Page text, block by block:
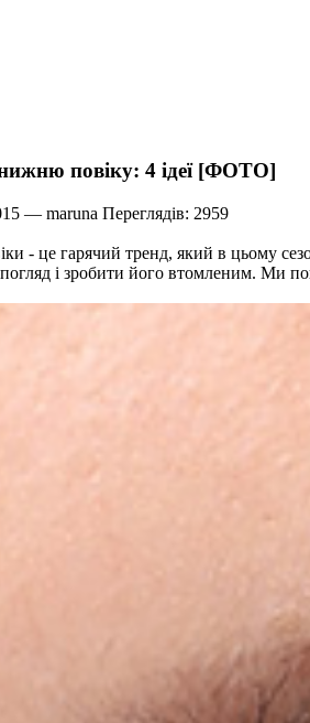
повіку: 4 ідеї [ФОТО]
— maruna Переглядів: 2959
- це гарячий тренд, який в цьому
і зробити його втомленим. Ми